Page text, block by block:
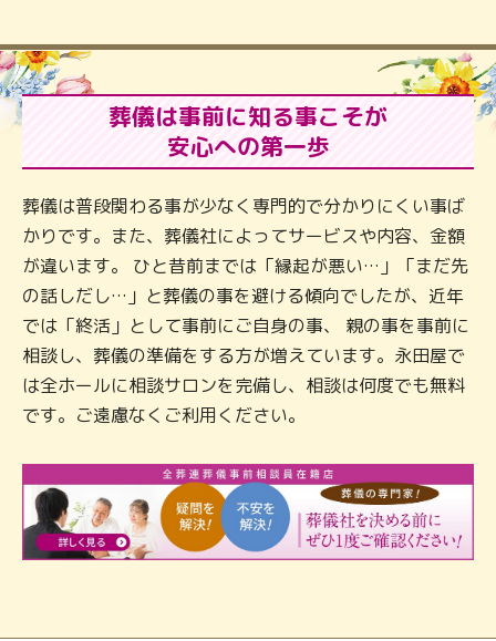
葬儀は事前に知る事こそが
安心への第一歩
葬儀は普段関わる事が少なく専門的で分かりにくい事ば
かりです。また、葬儀社によってサービスや内容、金額
が違います。 ひと昔前までは「縁起が悪い…」「まだ先
の話しだし…」と葬儀の事を避ける傾向でしたが、近年
では「終活」として事前にご自身の事、 親の事を事前に
相談し、葬儀の準備をする方が増えています。永田屋で
は全ホールに相談サロンを完備し、相談は何度でも無料
です。ご遠慮なくご利用ください。